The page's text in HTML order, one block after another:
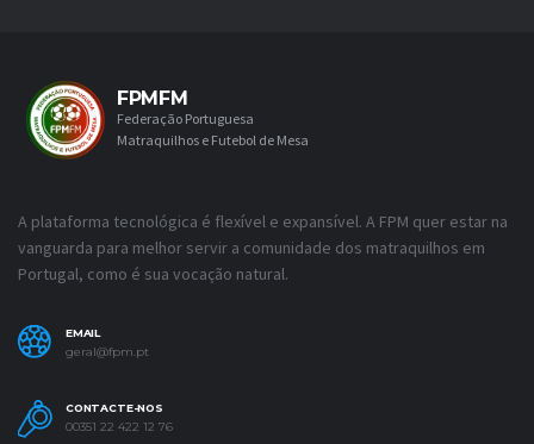
FPMFM
Federação Portuguesa
Matraquilhos e Futebol de Mesa
A plataforma tecnológica é flexível e expansível. A FPM quer estar na
vanguarda para melhor servir a comunidade dos matraquilhos em
Portugal, como é sua vocação natural.
EMAIL
geral@fpm.pt
CONTACTE-NOS
00351 22 422 12 76